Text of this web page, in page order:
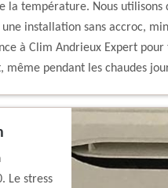
la température. Nous
une installation sans accroc,
à Clim Andrieux Expert
même pendant les chaudes
Le stress